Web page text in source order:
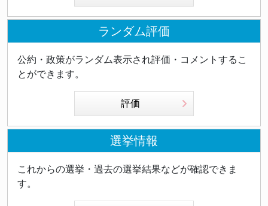
ランダム評価
公約・政策がランダム表示され評価・コメントするこ
とができます。
評価
選挙情報
これからの選挙・過去の選挙結果などが確認できま
す。